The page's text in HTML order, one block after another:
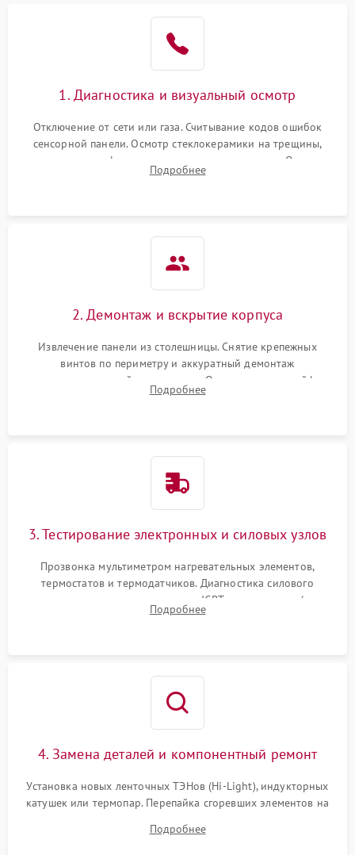
1. Диагностика и визуальный осмотр
Отключение от сети или газа. Считывание кодов ошибок
сенсорной панели. Осмотр стеклокерамики на трещины,
проверка конфорок на равномерность нагрева. Опрос
клиента о симптомах (не включается, не видит посуду,
Подробнее
2. Демонтаж и вскрытие корпуса
Извлечение панели из столешницы. Снятие крепежных
винтов по периметру и аккуратный демонтаж
стеклокерамической поверхности. Отсоединение шлейфов
сенсорного блока для доступа к силовым платам, катушкам
Подробнее
3. Тестирование электронных и силовых узлов
Прозвонка мультиметром нагревательных элементов,
термостатов и термодатчиков. Диагностика силового
модуля, реле, диодных мостов и IGBT-транзисторов (для
индукции). Проверка кранов и газ-контроля (для газовых
Подробнее
4. Замена деталей и компонентный ремонт
Установка новых ленточных ТЭНов (Hi-Light), индукторных
катушек или термопар. Перепайка сгоревших элементов на
дорожек. Очистка контактов и замена поврежденной
Подробнее